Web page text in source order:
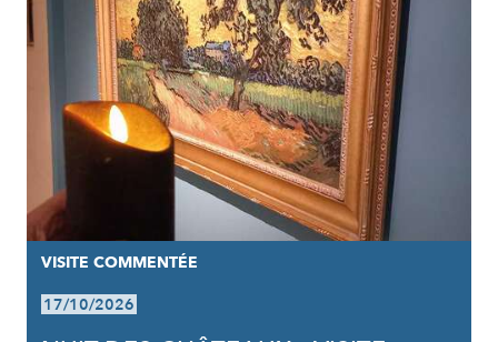
VISITE COMMENTÉE
17/10/2026